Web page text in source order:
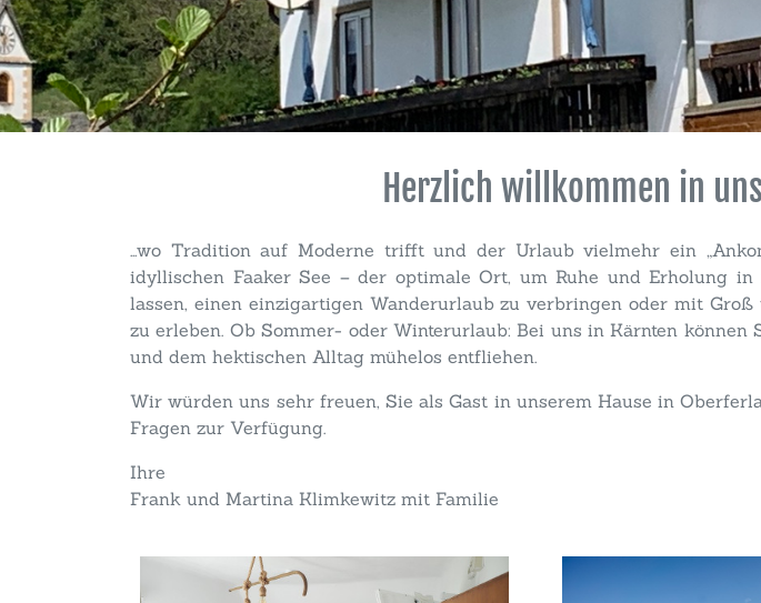
Herzlich willkommen in
...wo Tradition auf Moderne trifft und der Urlaub vielmehr ein
idyllischen Faaker See – der optimale Ort, um Ruhe und Erholung
lassen, einen einzigartigen Wanderurlaub zu verbringen oder mit
zu erleben. Ob Sommer- oder Winterurlaub: Bei uns in Kärnten
und dem hektischen Alltag mühelos entfliehen.
Wir würden uns sehr freuen, Sie als Gast in unserem Hause in
Fragen zur Verfügung.
Ihre
Frank und Martina Klimkewitz mit Familie